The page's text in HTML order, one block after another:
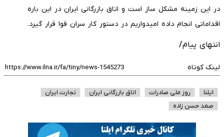
در این زمینه مشکل ساز است و اتاق بازرگانی ایران در این باره
اقداماتی انجام داده امیدواریم در دستور کار سران قوا قرار گیرد.
انتهای پیام/
لینک کوتاه
ایلنا روز ملی صادرات اتاق بازرگانی ایران
تجارت ایران
صمد حسن زاده